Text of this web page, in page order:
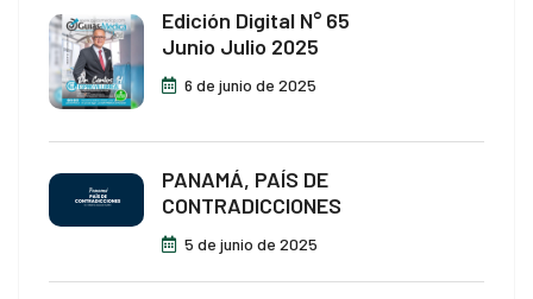
Edición Digital N° 65
Junio Julio 2025
6 de junio de 2025
PANAMÁ, PAÍS DE
CONTRADICCIONES
5 de junio de 2025